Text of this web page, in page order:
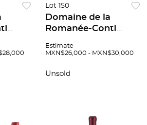
Lot 150
Domaine de la
Romanée-Conti
Grand Cru. Cosecha:
94 / 100.
Estimate
MXN$26,000 - MXN$30,000
Unsold